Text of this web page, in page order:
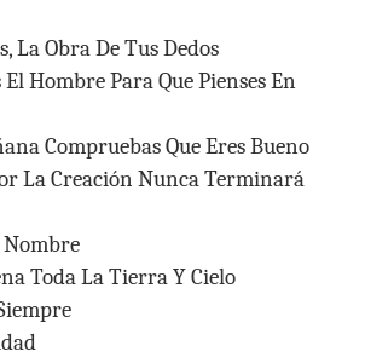
La Obra De Tus Dedos
Hombre Para Que Pienses En
Compruebas Que Eres Bueno
La Creación Nunca Terminará
Toda La Tierra Y Cielo